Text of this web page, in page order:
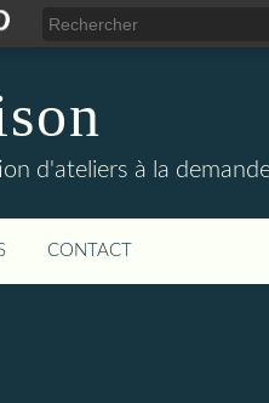
d'ateliers à la
CONTACT